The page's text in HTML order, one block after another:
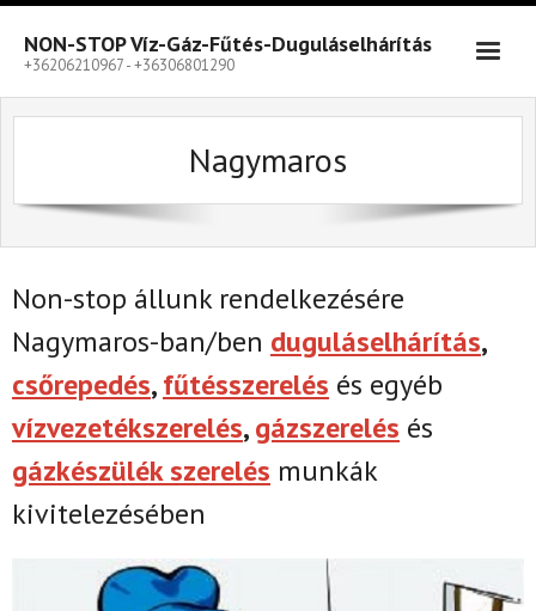
Skip
content
NON-STOP Víz-Gáz-Fűtés-Duguláselhárítás
+36206210967 - +36306801290
Nagymaros
Non-stop állunk rendelkezésére
Nagymaros-ban/ben duguláselhárítás,
csőrepedés,fűtésszerelés és egyéb
vízvezetékszerelés,gázszerelés és
gázkészülék szerelés munkák
kivitelezésében